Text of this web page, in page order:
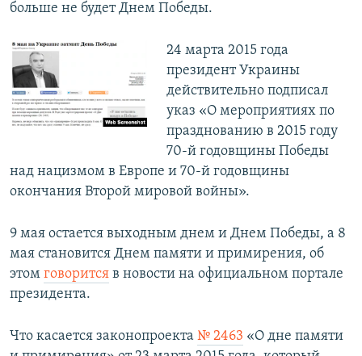
больше не будет Днем Победы.
24 марта 2015 года
президент Украины
действительно подписал
указ «О мероприятиях по
празднованию в 2015 году
70-й годовщины Победы
над нацизмом в Европе и 70-й годовщины
окончания Второй мировой войны».
9 мая остается выходным днем и Днем Победы, а 8
мая становится Днем памяти и примирения, об
этом говорится в новости на официальном портале
президента.
Что касается законопроекта № 2463 «О дне памяти